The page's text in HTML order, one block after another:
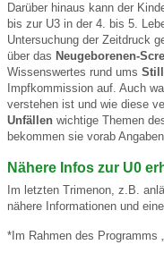
Impfsicherheit
Häufige Fragen
Recht auf Impfung
Vorsorge- und
Notdienste
Empfehlungen zum
Hörlexikon
Material zu den Vorsorgen
Entwicklungskalender
Darüber hinaus kann der
bis zur U3 in der 4. bis 5.
Untersuchung der Zeitdruck
über das Neugeborenen-
Wissenswertes rund ums
Impfkommission auf. Auch
verstehen ist und wie diese
Unfällen wichtige Themen
bekommen sie vorab
Nähere Infos zur U0
Im letzten Trimenon, z.B.
nähere Informationen und
*Im Rahmen des Programms